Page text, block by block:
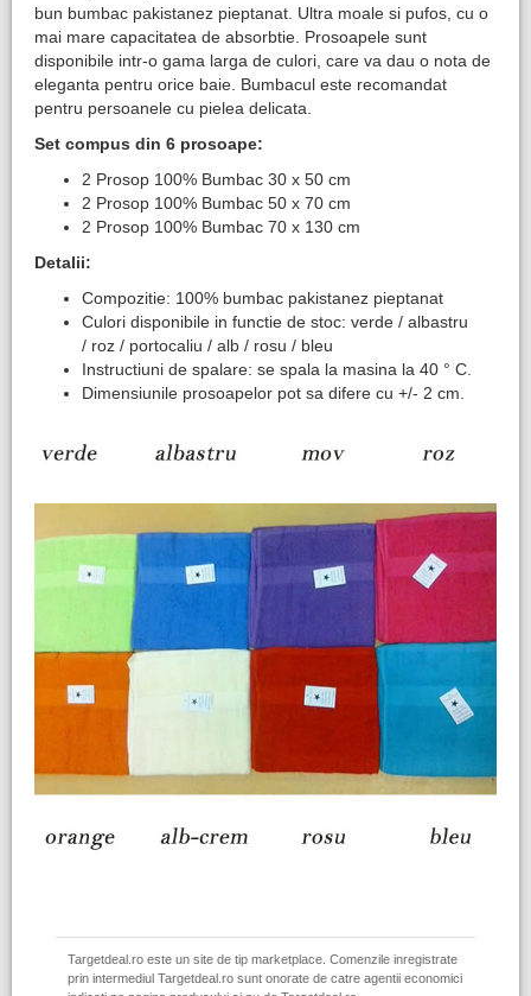
bun bumbac pakistanez pieptanat. Ultra moale si pufos, cu o
mai mare capacitatea de absorbtie. Prosoapele sunt
disponibile intr-o gama larga de culori, care va dau o nota de
eleganta pentru orice baie. Bumbacul este recomandat
pentru persoanele cu pielea delicata.
Set compus din 6 prosoape:
2 Prosop 100% Bumbac 30 x 50 cm
2 Prosop 100% Bumbac 50 x 70 cm
2 Prosop 100% Bumbac 70 x 130 cm
Detalii:
Compozitie: 100% bumbac pakistanez pieptanat
Culori disponibile in functie de stoc: verde / albastru
/ roz / portocaliu / alb / rosu / bleu
Instructiuni de spalare: se spala la masina la 40 ° C.
Dimensiunile prosoapelor pot sa difere cu +/- 2 cm.
Targetdeal.ro este un site de tip marketplace. Comenzile inregistrate
prin intermediul Targetdeal.ro sunt onorate de catre agentii economici